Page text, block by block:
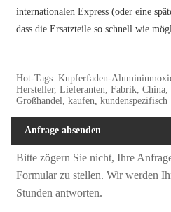
internationalen Express (oder eine
dass die Ersatzteile so schnell wie
Hot-Tags: Kupferfaden-
Hersteller, Lieferanten, Fabrik, China,
Großhandel, kaufen, kundenspezifisch
Anfrage absenden
Bitte zögern Sie nicht, Ihre
Formular zu stellen. Wir werden
Stunden antworten.